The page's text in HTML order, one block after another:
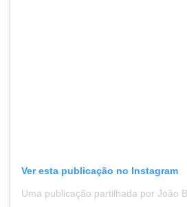
Ver esta publicação no Instagram